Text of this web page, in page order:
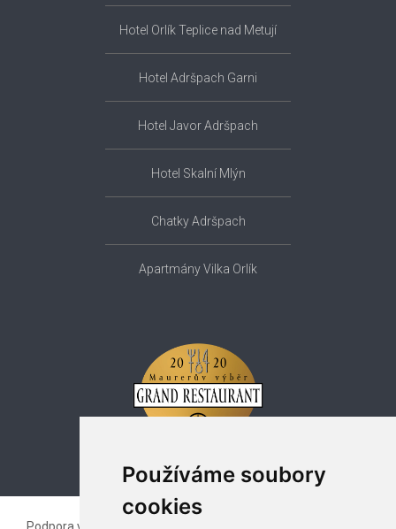
Používáme soubory
cookies
Hotel Orlík Teplice nad Metují
Hotel Adršpach Garni
Hotel Javor Adršpach
Hotel Skalní Mlýn
Chatky Adršpach
Apartmány Vilka Orlík